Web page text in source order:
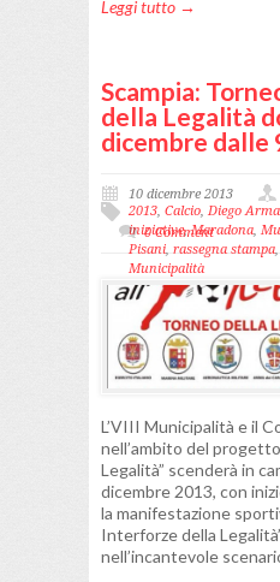
Leggi tutto →
Scampia:
della Legalità
dicembre dalle
10 dicembre 2013
2013, Calcio, Diego
iniziative,Maradona,
Pisani, rassegna stampa,
Municipalità
0 Comment
L’VIII Municipalità e il
nell’ambito del
Legalità” scenderà in
dicembre 2013, con
la manifestazione
Interforze della
nell’incantevole